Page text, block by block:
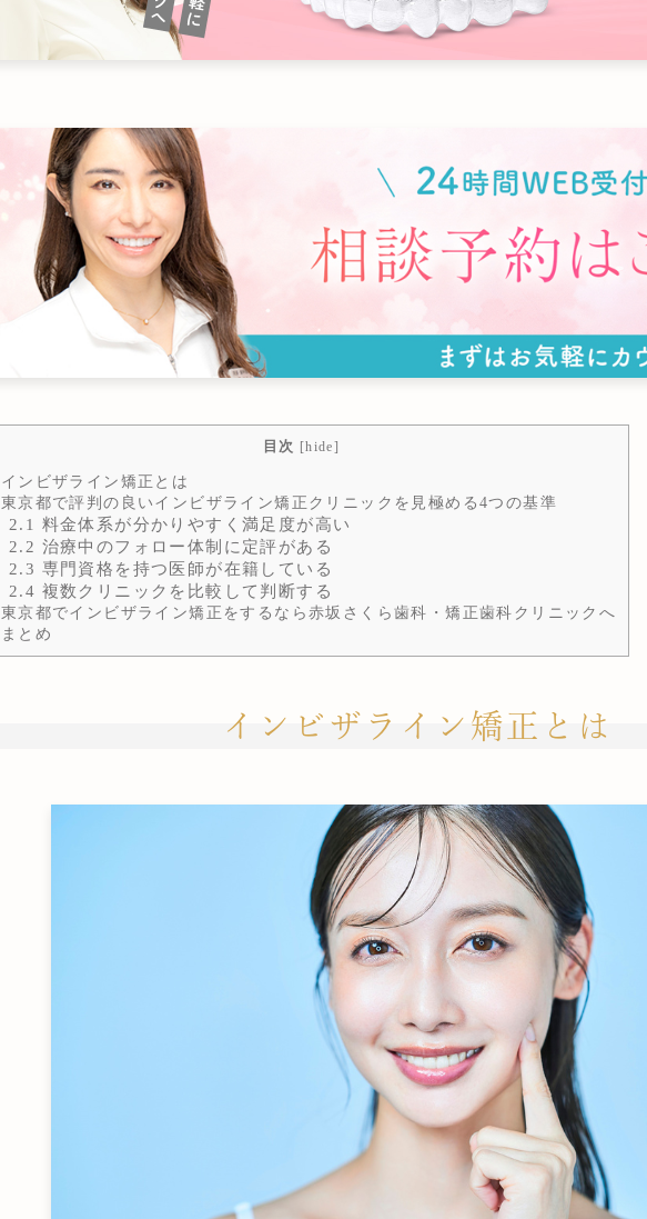
目次 [hide]
インビザライン矯正とは
東京都で評判の良いインビザライン矯正クリニックを見極める4つの基準
2.1
料金体系が分かりやすく満足度が高い
2.2 治療中のフォロー体制に定評がある
2.3 専門資格を持つ医師が在籍している
2.4 複数クリニックを比較して判断する
東京都でインビザライン矯正をするなら赤坂さくら歯科・矯正歯科クリニックへ
まとめ
インビザライン矯正とは